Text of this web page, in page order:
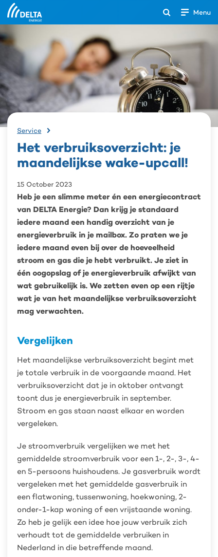
Menu
Open
het
zoekveld
Service
je
maandelijkse
wake-
Het verbruiksoverzicht: je
maandelijkse wake-upcall!
15 October 2023
Heb je een slimme meter én een energiecontract
van DELTA Energie? Dan krijg je standaard
iedere maand een handig overzicht van je
energieverbruik in je mailbox. Zo praten we je
iedere maand even bij over de hoeveelheid
stroom en gas die je hebt verbruikt. Je ziet in
één oogopslag of je energieverbruik afwijkt van
wat gebruikelijk is. We zetten even op een rijtje
wat je van het maandelijkse verbruiksoverzicht
mag verwachten.
Vergelijken
Het maandelijkse verbruiksoverzicht begint met
je totale verbruik in de voorgaande maand. Het
verbruiksoverzicht dat je in oktober ontvangt
toont dus je energieverbruik in september.
Stroom en gas staan naast elkaar en worden
vergeleken.
Je stroomverbruik vergelijken we met het
gemiddelde stroomverbruik voor een 1-, 2-, 3-, 4-
en 5-persoons huishoudens. Je gasverbruik wordt
vergeleken met het gemiddelde gasverbruik in
een flatwoning, tussenwoning, hoekwoning, 2-
onder-1-kap woning of een vrijstaande woning.
Zo heb je gelijk een idee hoe jouw verbruik zich
verhoudt tot de gemiddelde verbruiken in
Nederland in die betreffende maand.